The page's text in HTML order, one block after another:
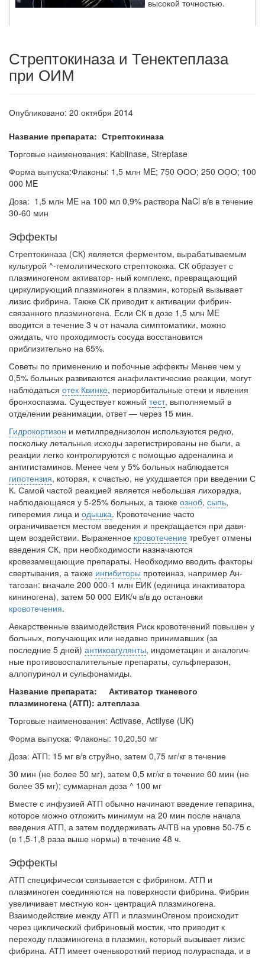
Глава Минздрава РФ
ближайшие годы. Она
встрече с журналистами ведущих...
Местная анестезия развивает кардиотоксичность
Федеральная служба по
надзору в сфере
острой кардиотоксичности и
роста сопутствующих
осложнений от...
Закон о праве родителей находиться с детьми в
реанимации внесен в Госдуму
законопроект внесен в
палату на
рассмотрение. Суть его
заключается в
нахождении одного из
родителей в
больничной палате
бесплатно, в течении всего срока лечения...
Стрептокиназа и Тенектеплаза
при ОИМ
Опубликовано: 20 октября 2014
Название препарата: Стрептокиназа
Торговые наименования: Kabiinase, Streptase
Форма выпуска:Флаконы: 1,5 млн ME; 750 ООО; 250 ООО; 100
000 ME
Доза: 1,5 млн ME на 100 мл 0,9% раствора NaCl в/в в тече­ние
30-60 мин
Эффекты
Стрептокиназа (СК) является ферментом, вырабатываемым
культурой ^-гемолитического стрептококка. СК образует с
плазминогеном активатор- ный комплекс, превращающий
циркулирующий плазминоген в плазмин, ко­торый вызывает
лизис фибрина. Также СК приводит к активации фибрин-
связанного плазминогена. Если СК в дозе 1,5 млн ME
вводится в течение 3 ч от начала симптоматики, можно
ожидать, что проходимость сосуда восстано­вится
приблизительно на 65%.
Советы по применению и побочные эффекты Менее чем у
0,5% больных развиваются анафилактические реакции, могут
наблюдаться отек Квинке, периорбитальные отеки и явления
бронхо­спазма. Существует кожный тест, выполняемый в
отделении реанимации, от­вет — через 15 мин.
Гидрокортизон и метилпреднизолон используются редко,
поскольку летальные исходы зарегистрированы не были, а
реакции легко контроли­руются с помощью адреналина и
антигистаминов. Менее чем у 5% больных наблюдается
гипотензия, которая, к счастью, не ухудшается при введении С
К. Самой частой реакцией является небольшая лихорадка,
наблюдающая­ся у 5-25% больных, а также озноб, сыпь,
гиперемия лица и одышка. Кро­вотечение часто
ограничивается местом введения и прекращается при давя­
щем воздействии. Выраженное кровотечение требует отмены
введения СК, при необходимости назначаются
кровезамещающие препараты. Необходимо вводить факторы
свертывания, а также ингибиторы протеиназ, например Ан-
тагозан: вначале 200 000-1 млн ЕИК (единица инактиватора
кининогена), затем 50 000 ЕИК/ч в/в до остановки
кровотечения.
Аекарственные взаимодействия Риск кровотечений повышен у
больных, получающих или недавно при­нимавших (за
последние 5 дней) антикоагулянты, индометацин и аналогич­
ные противовоспалительные препараты, сульфперазон,
аллопуринол и сульфонамиды.
Название препарата: Активатор тканевого
плазминогена (АТП): алтеплаза
Торговые наименования: Activase, Actilyse (UK)
Форма выпуска: Флаконы: 10,20,50 мг
Доза: АТП: 15 мг в/в струйно, затем 0,75 мг/кг в течение
30 мин (не более 50 мг), затем 0,5 мг/кг в течение 60 мин (не
более 35 мг); суммарная доза ^ 100 мг
Вместе с инфузией АТП обычно начинают введение гепарина,
которое можно отложить минимум на 20 мин после начала
введения АТП, а затем поддерживать АЧТВ на уровне 50-75 с
(в 1,5-1,8 раза выше нормы) в тече­ние 48 ч.
Эффекты
АТП специфически связывается с фибрином. АТП и
плазминоген со­единяются на поверхности фибрина. Фибрин
увеличивает местную кон- центрациА плазминогена.
Взаимодействие между АТП и плазминОгеном происходит
через циклический фибриновый мостик, что приводит к
перехо­ду плазминогена в плазмин, который вызывает лизис
фибрина. АТП имеет оченькороткий период полураспада, и в